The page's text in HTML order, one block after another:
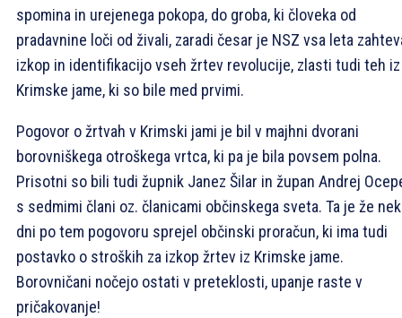
spomina in urejenega pokopa, do groba, ki človeka od
pradavnine loči od živali, zaradi česar je NSZ vsa leta
izkop in identifikacijo vseh žrtev revolucije, zlasti tudi teh iz
Krimske jame, ki so bile med prvimi.
Pogovor o žrtvah v Krimski jami je bil v majhni dvorani
borovniškega otroškega vrtca, ki pa je bila povsem polna.
Prisotni so bili tudi župnik Janez Šilar in župan Andrej
s sedmimi člani oz. članicami občinskega sveta. Ta je že
dni po tem pogovoru sprejel občinski proračun, ki ima tudi
postavko o stroških za izkop žrtev iz Krimske jame.
Borovničani nočejo ostati v preteklosti, upanje raste v
pričakovanje!